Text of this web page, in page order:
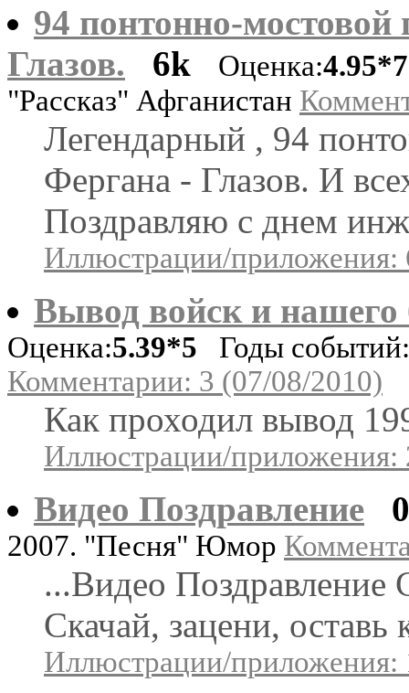
94 понтонно-
Глазов.
6k Оценка:4.95*7
"Рассказ" Афганистан
Легендарный , 94
Фергана - Глазов. И
Поздравляю с днем
Иллюстрации/приложения:
Вывод войск и нашего
Оценка:5.39*5 Годы
Комментарии: 3 (07/08/2010)
Как проходил вывод
Иллюстрации/приложения:
Видео Поздравление
2007. "Песня" Юмор
...Видео
Скачай, зацени, оставь
Иллюстрации/приложения: